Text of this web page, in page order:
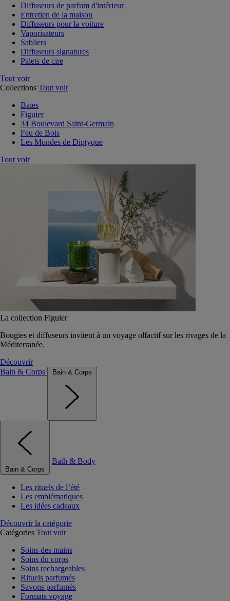
Diffuseurs de parfum d'intérieur
Entretien de la maison
Diffuseurs pour la voiture
Vaporisateurs
Sabliers
Diffuseurs signatures
Palets de cire
Tout voir
Collections Tout voir
Baies
Figuier
34 Boulevard Saint-Germain
Feu de Bois
Les Mondes de Diptyque
Tout voir
La collection Figuier
Bougies et diffuseurs invitent à un voyage olfactif sur les rivages de la
Méditerranée.
Découvrir
Bain & Corps
Bain & Corps
Bain & Corps
Bath & Body
Les rituels de l’été
Les emblématiques
Les idées cadeaux
Découvrir la catégorie
Catégories Tout voir
Soins des mains
Soins du corps
Soins rechargeables
Rituels parfumés
Savons parfumés
Formats voyage